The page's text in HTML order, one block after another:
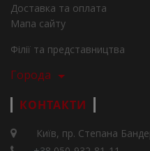
Доставка та оплата
Мапа сайту
Філії та представництва
Города
КОНТАКТИ
Київ, пр. Степана